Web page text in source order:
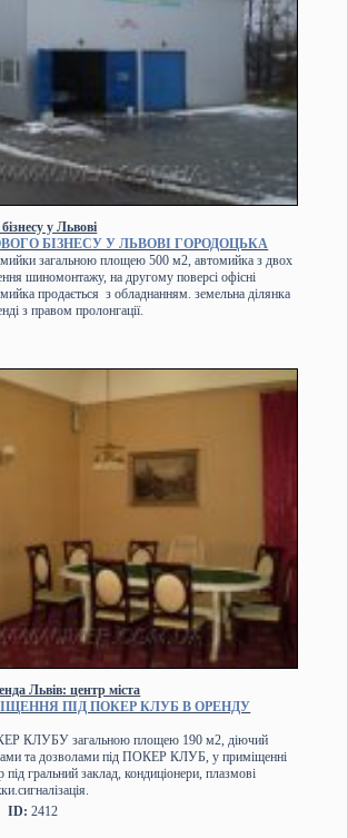
у Львові
БІЗНЕСУ У ЛЬВОВІ ГОРОДОЦЬКА
загальною площею 500 м2, автомийка з двох
шиномонтажу, на другому поверсі офісні
продається з обладнанням. земельна ділянка
з правом пролонгації.
Львів: центр міста
ПІД ПОКЕР КЛУБ В ОРЕНДУ
КЛУБУ загальною площею 190 м2, діючий
та дозволами під ПОКЕР КЛУБ, у приміщенні
під гральний заклад, кондиціонери, плазмові
ID: 2412